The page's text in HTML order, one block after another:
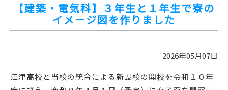
【建築・電気科】３年生と１年生で寮の
イメージ図を作りました
2026年05月07日
江津高校と当校の統合による新設校の開校を令和１０年